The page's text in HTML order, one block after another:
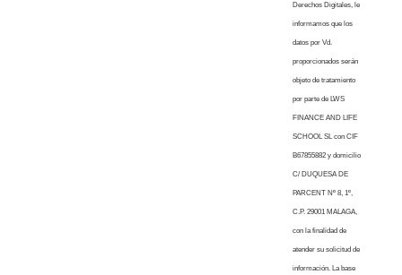
Derechos Digitales, le
informamos que los
datos por Vd.
proporcionados serán
objeto de tratamiento
por parte de LWS
FINANCE AND LIFE
SCHOOL SL con CIF
B67855882 y domicilio
C/ DUQUESA DE
PARCENT Nº 8, 1º,
C.P. 29001 MALAGA,
con la finalidad de
atender su solicitud de
información. La base